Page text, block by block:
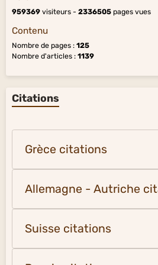
959369 visiteurs - 2336505 pages vues
Contenu
Nombre de pages : 125
Nombre d'articles : 1139
Citations
Grèce citations
Allemagne - Autriche
Suisse citations